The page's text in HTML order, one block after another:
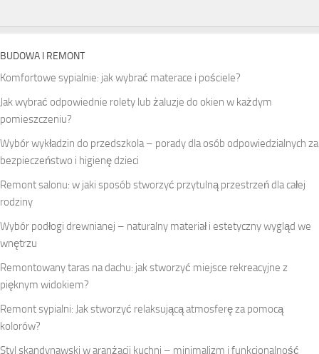
BUDOWA I REMONT
Komfortowe sypialnie: jak wybrać materace i pościele?
Jak wybrać odpowiednie rolety lub żaluzje do okien w każdym
pomieszczeniu?
Wybór wykładzin do przedszkola – porady dla osób odpowiedzialnych za
bezpieczeństwo i higienę dzieci
Remont salonu: w jaki sposób stworzyć przytulną przestrzeń dla całej
rodziny
Wybór podłogi drewnianej – naturalny materiał i estetyczny wygląd we
wnętrzu
Remontowany taras na dachu: jak stworzyć miejsce rekreacyjne z
pięknym widokiem?
Remont sypialni: Jak stworzyć relaksującą atmosferę za pomocą
kolorów?
Styl skandynawski w aranżacji kuchni – minimalizm i funkcjonalność